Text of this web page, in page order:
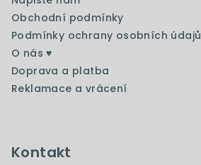
Obchodní podmínky
Podmínky ochrany osobních údajů
O nás ♥️
Doprava a platba
Reklamace a vrácení
Kontakt